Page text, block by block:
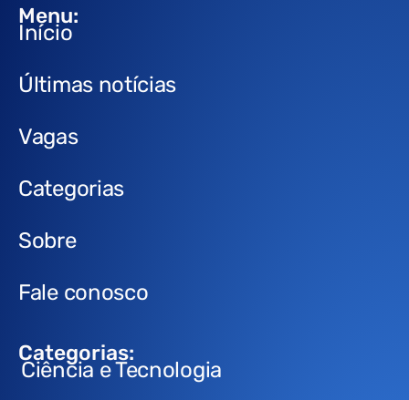
Menu:
Início
Últimas notícias
Vagas
Categorias
Sobre
Fale conosco
Categorias:
Ciência e Tecnologia